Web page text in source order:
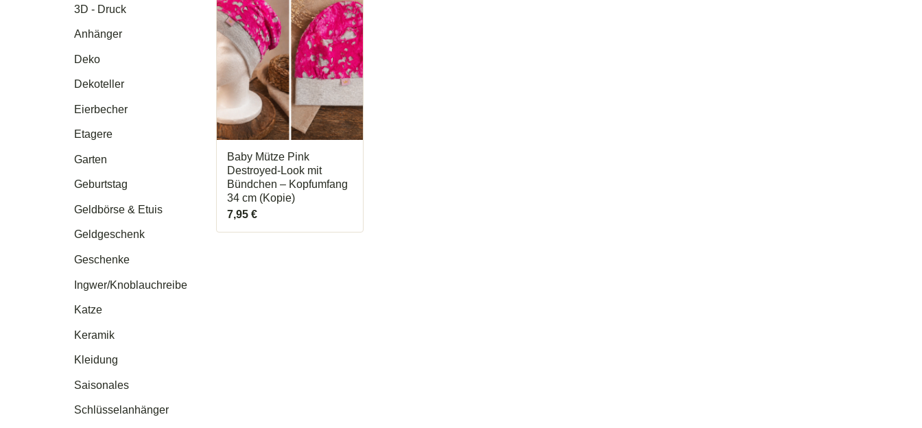
3D - Druck
Anhänger
Deko
Dekoteller
Eierbecher
Etagere
Garten
Geburtstag
Geldbörse & Etuis
Geldgeschenk
Geschenke
Ingwer/Knoblauchreibe
Katze
Keramik
Kleidung
Saisonales
Schlüsselanhänger
Baby Mütze Pink
Destroyed-Look mit
Bündchen – Kopfumfang
34 cm (Kopie)
7,95€